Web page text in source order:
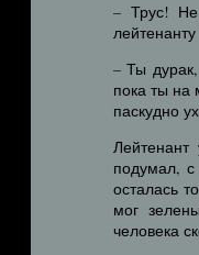
– Трус!
– Ты
пока ты на
паскудно
подумал, с
осталась
мог
человека